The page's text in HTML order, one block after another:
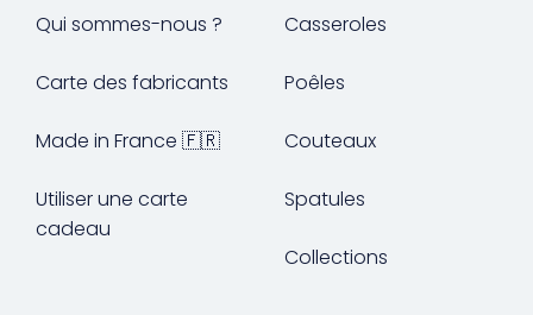
Qui sommes-nous ?
Carte des fabricants
Made in France 🇫🇷
Utiliser une carte
cadeau
Casseroles
Poêles
Couteaux
Spatules
Collections